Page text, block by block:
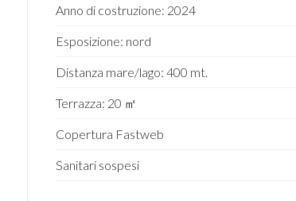
Anno di costruzione: 2024
Esposizione: nord
Distanza mare/lago: 400 mt.
Terrazza: 20 ㎡
Copertura Fastweb
Sanitari sospesi